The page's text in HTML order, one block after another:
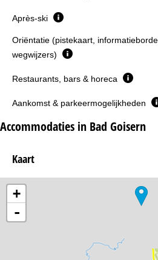
Après-ski
Oriëntatie (pistekaart,
wegwijzers)
Restaurants, bars & horeca
Aankomst & parkeermogelijkheden
Accommodaties in Bad Goisern
Kaart
+
-